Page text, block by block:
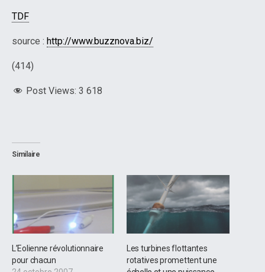
TDF
source : http://www.buzznova.biz/
(414)
Post Views: 3 618
Similaire
L’Eolienne révolutionnaire
pour chacun
Les turbines flottantes
rotatives promettent une